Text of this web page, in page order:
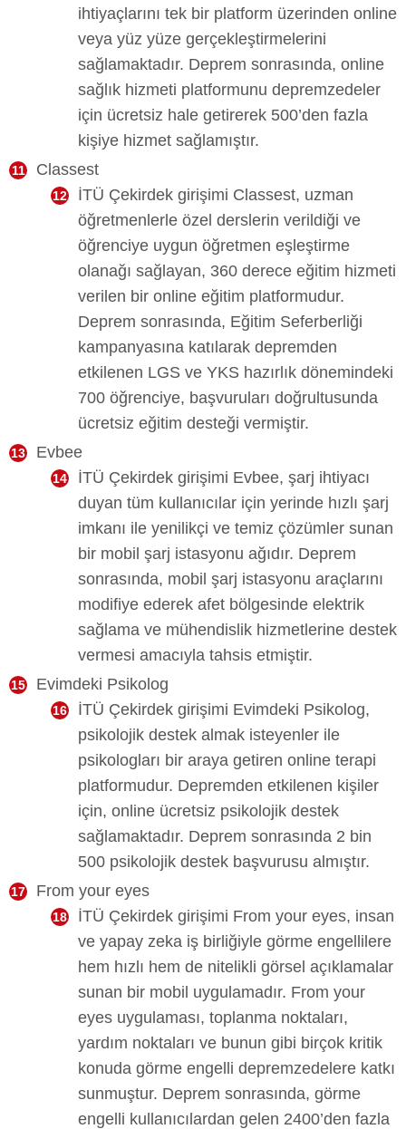
ihtiyaçlarını tek bir platform üzerinden online
veya yüz yüze gerçekleştirmelerini
sağlamaktadır. Deprem sonrasında, online
sağlık hizmeti platformunu depremzedeler
için ücretsiz hale getirerek 500’den fazla
kişiye hizmet sağlamıştır.
Classest
İTÜ Çekirdek girişimi Classest, uzman
öğretmenlerle özel derslerin verildiği ve
öğrenciye uygun öğretmen eşleştirme
olanağı sağlayan, 360 derece eğitim hizmeti
verilen bir online eğitim platformudur.
Deprem sonrasında, Eğitim Seferberliği
kampanyasına katılarak depremden
etkilenen LGS ve YKS hazırlık dönemindeki
700 öğrenciye, başvuruları doğrultusunda
ücretsiz eğitim desteği vermiştir.
Evbee
İTÜ Çekirdek girişimi Evbee, şarj ihtiyacı
duyan tüm kullanıcılar için yerinde hızlı şarj
imkanı ile yenilikçi ve temiz çözümler sunan
bir mobil şarj istasyonu ağıdır. Deprem
sonrasında, mobil şarj istasyonu araçlarını
modifiye ederek afet bölgesinde elektrik
sağlama ve mühendislik hizmetlerine destek
vermesi amacıyla tahsis etmiştir.
Evimdeki Psikolog
İTÜ Çekirdek girişimi Evimdeki Psikolog,
psikolojik destek almak isteyenler ile
psikologları bir araya getiren online terapi
platformudur. Depremden etkilenen kişiler
için, online ücretsiz psikolojik destek
sağlamaktadır. Deprem sonrasında 2 bin
500 psikolojik destek başvurusu almıştır.
From your eyes
İTÜ Çekirdek girişimi From your eyes, insan
ve yapay zeka iş birliğiyle görme engellilere
hem hızlı hem de nitelikli görsel açıklamalar
sunan bir mobil uygulamadır. From your
eyes uygulaması, toplanma noktaları,
yardım noktaları ve bunun gibi birçok kritik
konuda görme engelli depremzedelere katkı
sunmuştur. Deprem sonrasında, görme
engelli kullanıcılardan gelen 2400’den fazla